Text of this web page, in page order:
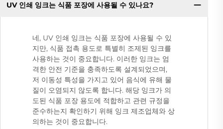
UV 인쇄 잉크는 식품 포장에 사용될 수 있나요?
네, UV 인쇄 잉크는 식품 포장에 사용될 수 있
지만, 식품 접촉 용도로 특별히 조제된 잉크를
사용하는 것이 중요합니다. 이러한 잉크는 엄
격한 안전 기준을 충족하도록 설계되었으며,
저 이동성 특성을 가지고 있어 음식에 유해 물
질이 오염되지 않도록 합니다. 해당 잉크가 의
도된 식품 포장 용도에 적합하고 관련 규정을
준수하는지 확인하기 위해 잉크 제조업체와 상
의하는 것이 중요합니다.